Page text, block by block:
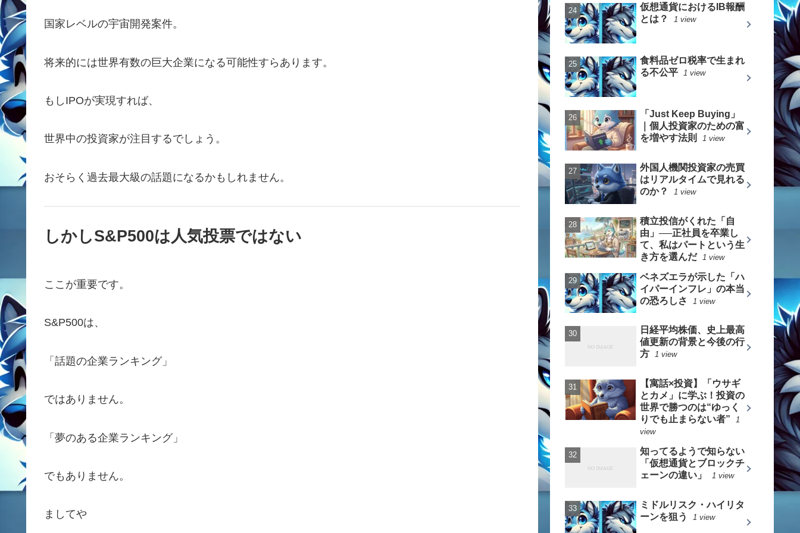
国家レベルの宇宙開発案件。
将来的には世界有数の巨大企業になる可能性すらあります。
もしIPOが実現すれば、
世界中の投資家が注目するでしょう。
おそらく過去最大級の話題になるかもしれません。
しかしS&P500は人気投票ではない
ここが重要です。
S&P500は、
「話題の企業ランキング」
ではありません。
「夢のある企業ランキング」
でもありません。
ましてや
仮想通貨におけるIB報酬
とは？
1 view
食料品ゼロ税率で生まれ
る不公平 1 view
「Just Keep Buying」
｜個人投資家のための富
を増やす法則
1 view
外国人機関投資家の売買
はリアルタイムで見れる
のか？
1 view
積立投信がくれた「自
由」──正社員を卒業し
て、私はパートという生
き方を選んだ
1 view
ベネズエラが示した「ハ
イパーインフレ」の本当
の恐ろしさ
1 view
日経平均株価、史上最高
値更新の背景と今後の行
方 1 view
【寓話×投資】「ウサギ
とカメ」に学ぶ！投資の
世界で勝つのは“ゆっく
りでも止まらない者”
1
view
知ってるようで知らない
「仮想通貨とブロックチ
ェーンの違い」
1 view
ミドルリスク・ハイリタ
ーンを狙う
1 view